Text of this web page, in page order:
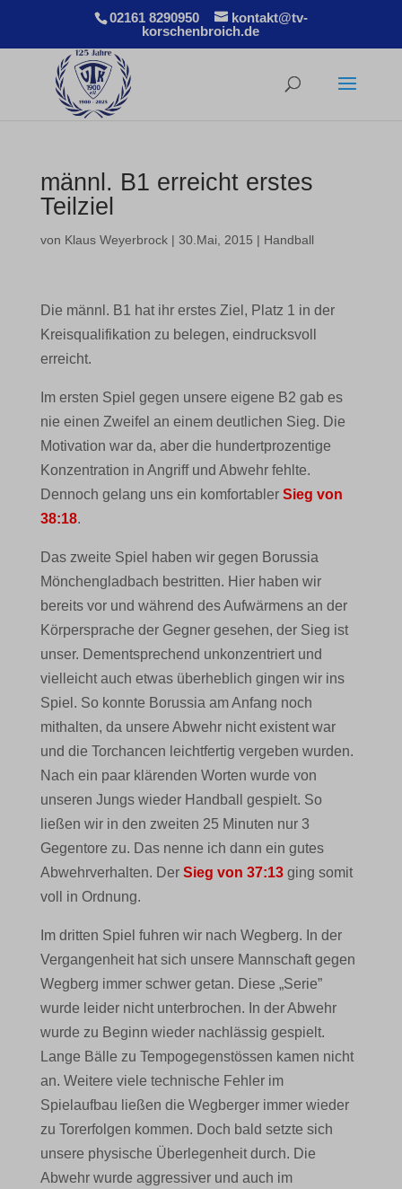
02161 8290950
kontakt@tv-
korschenbroich.de
männl. B1 erreicht erstes
Teilziel
von Klaus Weyerbrock| 30.Mai, 2015 | Handball
Die männl. B1 hat ihr erstes Ziel, Platz 1 in der
Kreisqualifikation zu belegen, eindrucksvoll
erreicht.
Im ersten Spiel gegen unsere eigene B2 gab es
nie einen Zweifel an einem deutlichen Sieg. Die
Motivation war da, aber die hundertprozentige
Konzentration in Angriff und Abwehr fehlte.
Dennoch gelang uns ein komfortablerSieg von
38:18.
Das zweite Spiel haben wir gegen Borussia
Mönchengladbach bestritten. Hier haben wir
bereits vor und während des Aufwärmens an der
Körpersprache der Gegner gesehen, der Sieg ist
unser. Dementsprechend unkonzentriert und
vielleicht auch etwas überheblich gingen wir ins
Spiel. So konnte Borussia am Anfang noch
mithalten, da unsere Abwehr nicht existent war
und die Torchancen leichtfertig vergeben wurden.
Nach ein paar klärenden Worten wurde von
unseren Jungs wieder Handball gespielt. So
ließen wir in den zweiten 25 Minuten nur 3
Gegentore zu. Das nenne ich dann ein gutes
Abwehrverhalten. Der Sieg von 37:13 ging somit
voll in Ordnung.
Im dritten Spiel fuhren wir nach Wegberg. In der
Vergangenheit hat sich unsere Mannschaft gegen
Wegberg immer schwer getan. Diese „Serie”
wurde leider nicht unterbrochen. In der Abwehr
wurde zu Beginn wieder nachlässig gespielt.
Lange Bälle zu Tempogegenstössen kamen nicht
an. Weitere viele technische Fehler im
Spielaufbau ließen die Wegberger immer wieder
zu Torerfolgen kommen. Doch bald setzte sich
unsere physische Überlegenheit durch. Die
Abwehr wurde aggressiver und auch im